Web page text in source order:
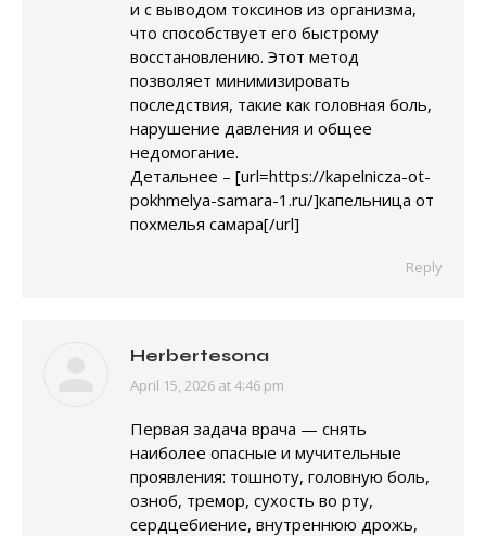
и с выводом токсинов из организма,
что способствует его быстрому
восстановлению. Этот метод
позволяет минимизировать
последствия, такие как головная боль,
нарушение давления и общее
недомогание.
Детальнее – [url=https://kapelnicza-ot-
pokhmelya-samara-1.ru/]капельница от
похмелья самара[/url]
Reply
Herbertesona
says:
April 15, 2026 at 4:46 pm
Первая задача врача — снять
наиболее опасные и мучительные
проявления: тошноту, головную боль,
озноб, тремор, сухость во рту,
сердцебиение, внутреннюю дрожь,